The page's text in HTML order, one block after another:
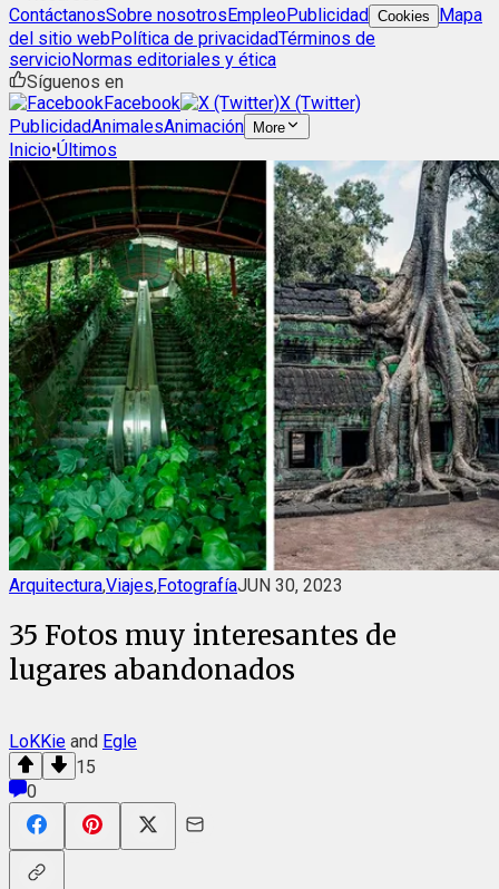
ContáctanosSobre nosotrosEmpleoPublicidad Cookies
Mapa
del sitio webPolítica de privacidadTérminos de
servicioNormas editoriales y ética
Síguenos en
Facebook
X (Twitter)
PublicidadAnimalesAnimación More
Inicio•Últimos
Arquitectura,Viajes,FotografíaJUN 30, 2023
35 Fotos muy interesantes de
lugares abandonados
LoKKie and Egle
15
0